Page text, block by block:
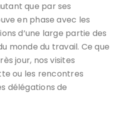
que par ses
en phase avec les
d’une large partie des
monde du travail. Ce que
jour, nos visites
ou les rencontres
délégations de